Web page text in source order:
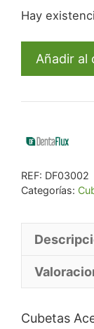
€
Hay
Cubetas
Acero
10U.
Añadir al
REF: DF03002
Categorías:
Cubetas